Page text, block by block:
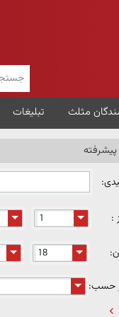
مثلث تبلیغات
:
حسب: